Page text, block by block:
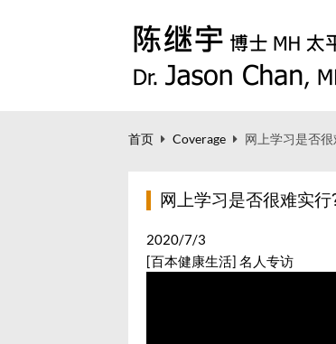
首页 Coverage 网上学习是否
网上学习是否很难实
2020/7/3
[百本健康生活] 名人专访